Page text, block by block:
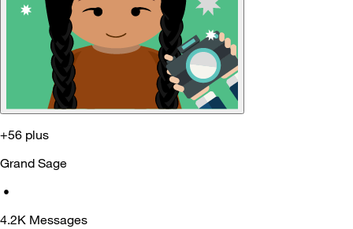
+56 plus
Grand Sage
•
4.2K Messages